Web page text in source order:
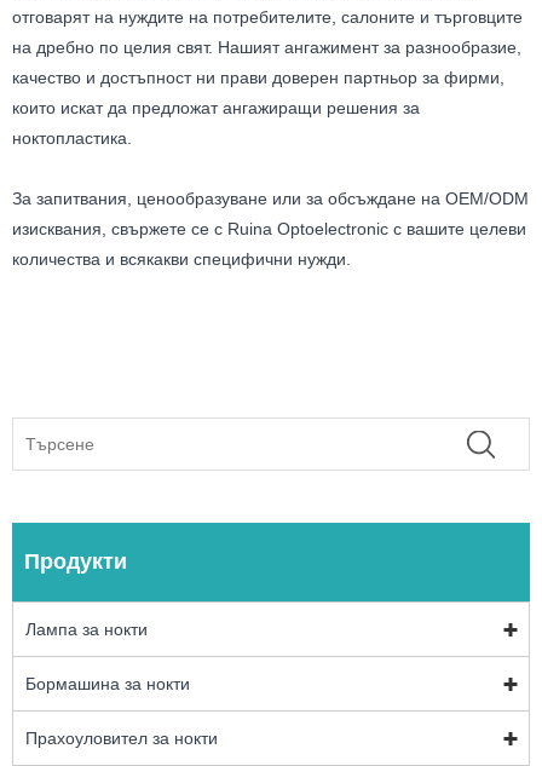
отговарят на нуждите на потребителите, салоните и търговците
на дребно по целия свят. Нашият ангажимент за разнообразие,
качество и достъпност ни прави доверен партньор за фирми,
които искат да предложат ангажиращи решения за
ноктопластика.
За запитвания, ценообразуване или за обсъждане на OEM/ODM
изисквания, свържете се с Ruina Optoelectronic с вашите целеви
количества и всякакви специфични нужди.
Продукти
Лампа за нокти
Бормашина за нокти
Прахоуловител за нокти